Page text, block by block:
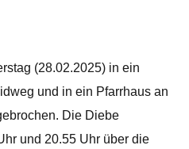
(28.02.2025) in ein
und in ein Pfarrhaus an
Die Diebe
und 20.55 Uhr über die